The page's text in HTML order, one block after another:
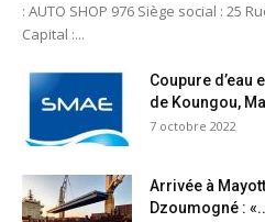
: AUTO SHOP 976 Siège social : 25
Capital :...
Coupure d’eau
de Koungou,
7 octobre 2022
Arrivée à
Dzoumogné :